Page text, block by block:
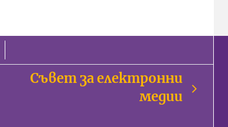
Съвет за електронни
медии